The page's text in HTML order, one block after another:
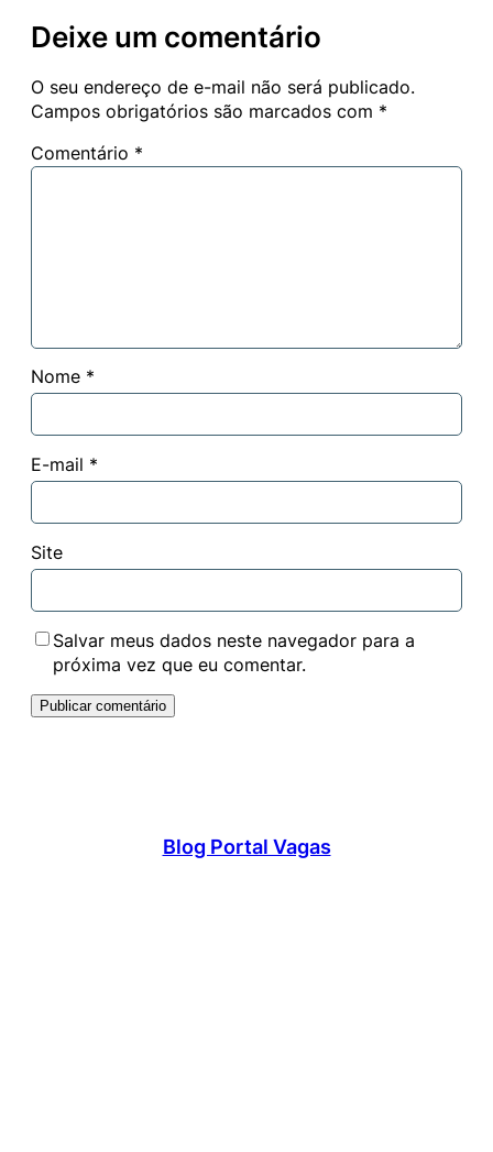
Deixe um comentário
O seu endereço de e-mail não será publicado.
Campos obrigatórios são marcados com *
Comentário *
Nome *
E-mail *
Site
Salvar meus dados neste navegador para a
próxima vez que eu comentar.
Blog Portal Vagas